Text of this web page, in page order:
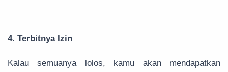
4. Terbitnya Izin
Kalau semuanya lolos, kamu akan mendapatkan